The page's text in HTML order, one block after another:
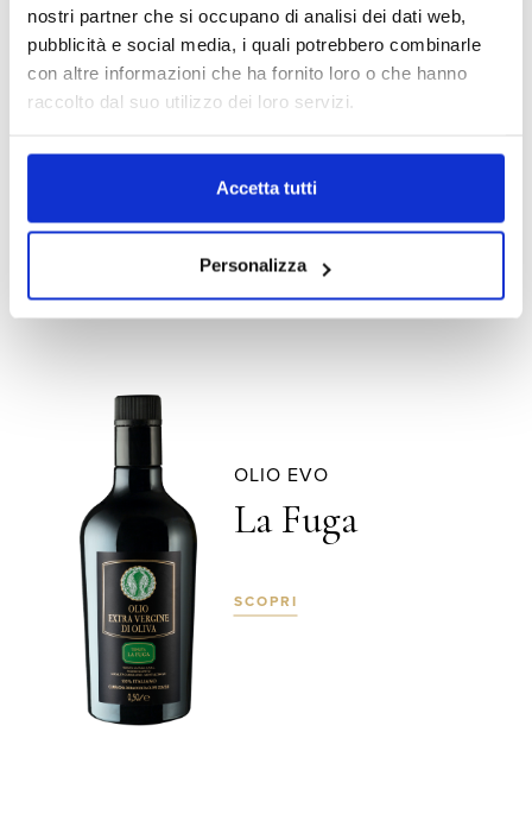
nostri partner che si occupano di analisi dei dati web,
pubblicità e social media, i quali potrebbero combinarle
con altre informazioni che ha fornito loro o che hanno
raccolto dal suo utilizzo dei loro servizi.
Accetta tutti
Personalizza
IDENTITARIO
SCOPRI
OLIO EVO
La Fuga
SCOPRI